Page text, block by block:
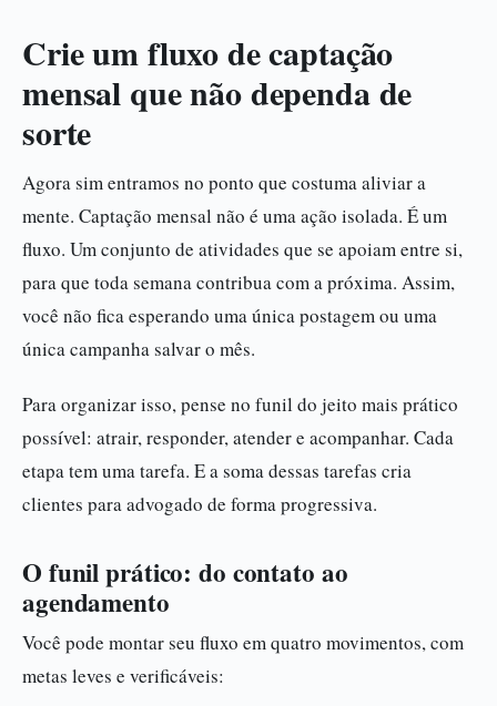
Crie um fluxo de captação
mensal que não dependa de
sorte
Agora sim entramos no ponto que costuma aliviar a
mente. Captação mensal não é uma ação isolada. É um
fluxo. Um conjunto de atividades que se apoiam entre si,
para que toda semana contribua com a próxima. Assim,
você não fica esperando uma única postagem ou uma
única campanha salvar o mês.
Para organizar isso, pense no funil do jeito mais prático
possível: atrair, responder, atender e acompanhar. Cada
etapa tem uma tarefa. E a soma dessas tarefas cria
clientes para advogado de forma progressiva.
O funil prático: do contato ao
agendamento
Você pode montar seu fluxo em quatro movimentos, com
metas leves e verificáveis: